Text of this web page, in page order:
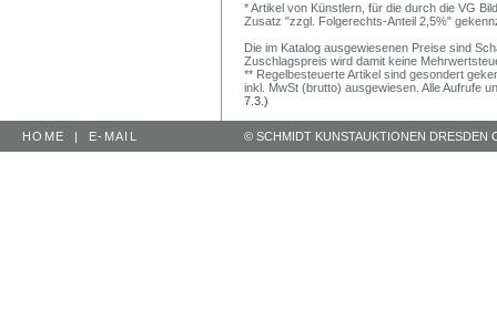
* Artikel von Künstlern, für die durch die VG
Zusatz "zzgl. Folgerechts-Anteil 2,5%"
Die im Katalog ausgewiesenen Preise sind
Zuschlagspreis wird damit keine
** Regelbesteuerte Artikel sind gesondert
inkl. MwSt (brutto) ausgewiesen. Alle Aufrufe
7.3.)
HOME | E-MAIL © SCHMIDT KUNSTAUKTIONEN DRESDEN